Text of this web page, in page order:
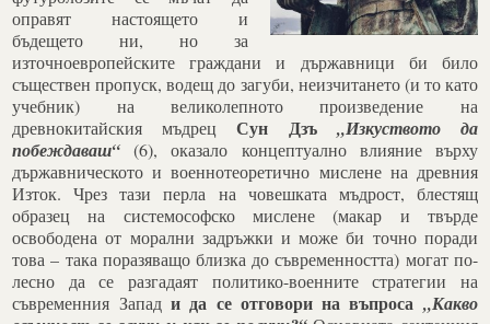
оправят настоящето и
бъдещето ни, но за
източноевропейските граждани и държавници би било
съществен пропуск, водещ до загуби, неизчитането (и то като
учебник) на великолепното произведение на
древнокитайския мъдрецСун Дзъ„Изкуството да
побеждаваш“(6), оказало концептуално влияние върху
държавническото и военнотеоретично мислене на древния
Изток. Чрез тази перла на човешката мъдрост, блестящ
образец на системософско мислене (макар и твърде
освободена от морални задръжки и може би точно поради
това – така поразяващо близка до съвременността) могат по-
лесно да се разгадаят политико-военните стратегии на
съвременния Запад и да се отговори на въпроса „Какво